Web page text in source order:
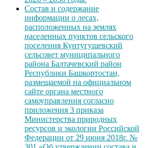
Состав и содержание
информации о лесах,
расположенных на землях
населенных пунктов сельского
поселения Кунтугушевский
сельсовет муниципального
района Балтачевский район
Республики Башкортостан,
размещаемой на официальном
сайте органа местного
самоуправления согласно
приложения 3 приказа
Министерства природных
ресурсов и экологии Российской
Федерации от 29 июня 2018г. №